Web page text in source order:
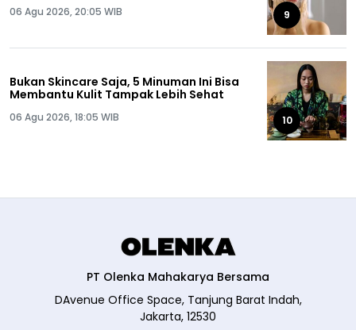
06 Agu 2026, 20:05 WIB 9
Bukan Skincare Saja, 5 Minuman Ini Bisa
Membantu Kulit Tampak Lebih Sehat
06 Agu 2026, 18:05 WIB 10
PT Olenka Mahakarya Bersama
DAvenue Office Space, Tanjung Barat Indah,
Jakarta, 12530